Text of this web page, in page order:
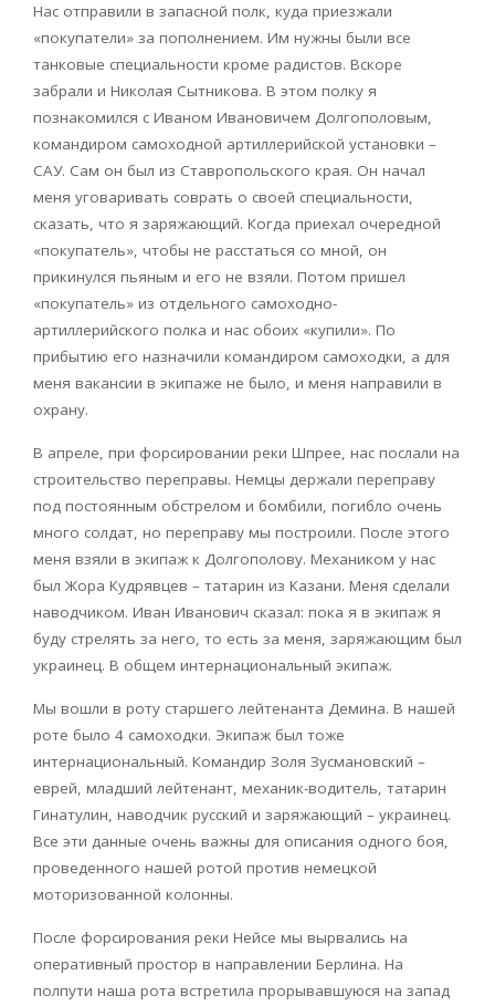
Нас отправили в запасной полк, куда приезжали
«покупатели» за пополнением. Им нужны были все
танковые специальности кроме радистов. Вскоре
забрали и Николая Сытникова. В этом полку я
познакомился с Иваном Ивановичем Долгополовым,
командиром самоходной артиллерийской установки –
САУ. Сам он был из Ставропольского края. Он начал
меня уговаривать соврать о своей специальности,
сказать, что я заряжающий. Когда приехал очередной
«покупатель», чтобы не расстаться со мной, он
прикинулся пьяным и его не взяли. Потом пришел
«покупатель» из отдельного самоходно-
артиллерийского полка и нас обоих «купили». По
прибытию его назначили командиром самоходки, а для
меня вакансии в экипаже не было, и меня направили в
охрану.
В апреле, при форсировании реки Шпрее, нас послали на
строительство переправы. Немцы держали переправу
под постоянным обстрелом и бомбили, погибло очень
много солдат, но переправу мы построили. После этого
меня взяли в экипаж к Долгополову. Механиком у нас
был Жора Кудрявцев – татарин из Казани. Меня сделали
наводчиком. Иван Иванович сказал: пока я в экипаж я
буду стрелять за него, то есть за меня, заряжающим был
украинец. В общем интернациональный экипаж.
Мы вошли в роту старшего лейтенанта Демина. В нашей
роте было 4 самоходки. Экипаж был тоже
интернациональный. Командир Золя Зусмановский –
еврей, младший лейтенант, механик-водитель, татарин
Гинатулин, наводчик русский и заряжающий – украинец.
Все эти данные очень важны для описания одного боя,
проведенного нашей ротой против немецкой
моторизованной колонны.
После форсирования реки Нейсе мы вырвались на
оперативный простор в направлении Берлина. На
полпути наша рота встретила прорывавшуюся на запад